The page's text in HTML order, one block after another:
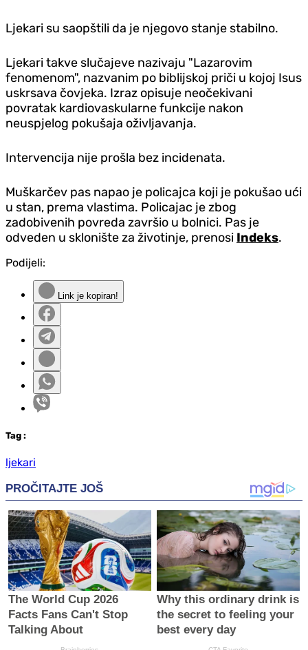
Ljekari su saopštili da je njegovo stanje stabilno.
Ljekari takve slučajeve nazivaju "Lazarovim
fenomenom", nazvanim po biblijskoj priči u kojoj Isus
uskrsava čovjeka. Izraz opisuje neočekivani
povratak kardiovaskularne funkcije nakon
neuspjelog pokušaja oživljavanja.
Intervencija nije prošla bez incidenata.
Muškarčev pas napao je policajca koji je pokušao ući
u stan, prema vlastima. Policajac je zbog
zadobivenih povreda završio u bolnici. Pas je
odveden u sklonište za životinje, prenosi Indeks.
Podijeli:
Link je kopiran!
Tag :
ljekari